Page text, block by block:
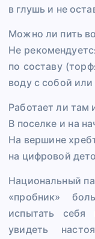
в глушь и не
Можно ли пить
Не
по составу
воду с собой
Работает ли там
В поселке и на
На вершине
на цифровой
Национальный
«пробник»
испытать
увидеть